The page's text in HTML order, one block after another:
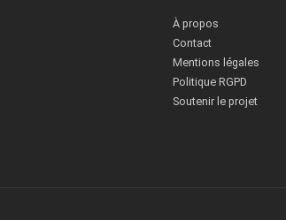
À propos
Contact
Mentions légales
Politique RGPD
Soutenir le projet